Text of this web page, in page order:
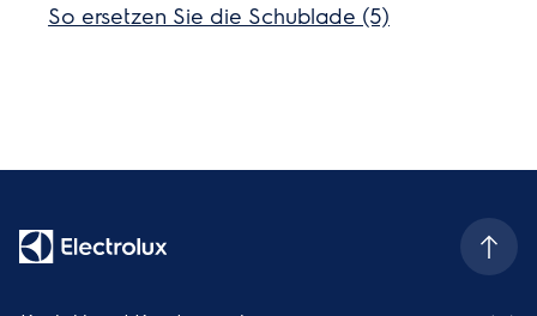
So ersetzen Sie die Schublade (5)